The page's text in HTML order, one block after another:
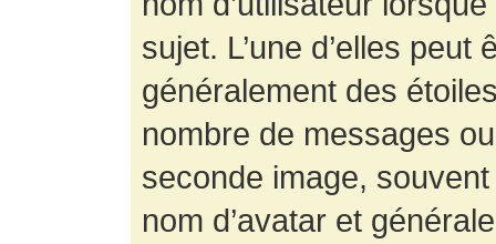
sujet. L’une d’elles
généralement des
nombre de messages
seconde image,
nom d’avatar et